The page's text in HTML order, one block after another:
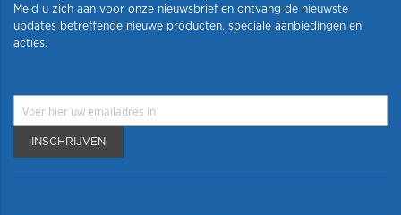
Meld u zich aan voor onze nieuwsbrief en ontvang de nieuwste
updates betreffende nieuwe producten, speciale aanbiedingen en
acties.
INSCHRIJVEN